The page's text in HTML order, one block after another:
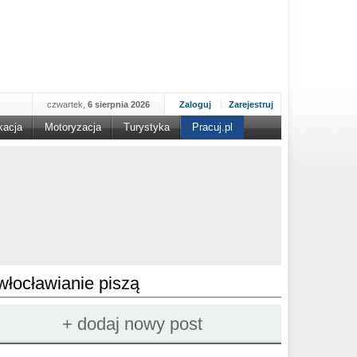
Zaloguj Zarejestruj
czwartek, 6 sierpnia 2026
Motoryzacja Turystyka Pracuj.pl
piszą